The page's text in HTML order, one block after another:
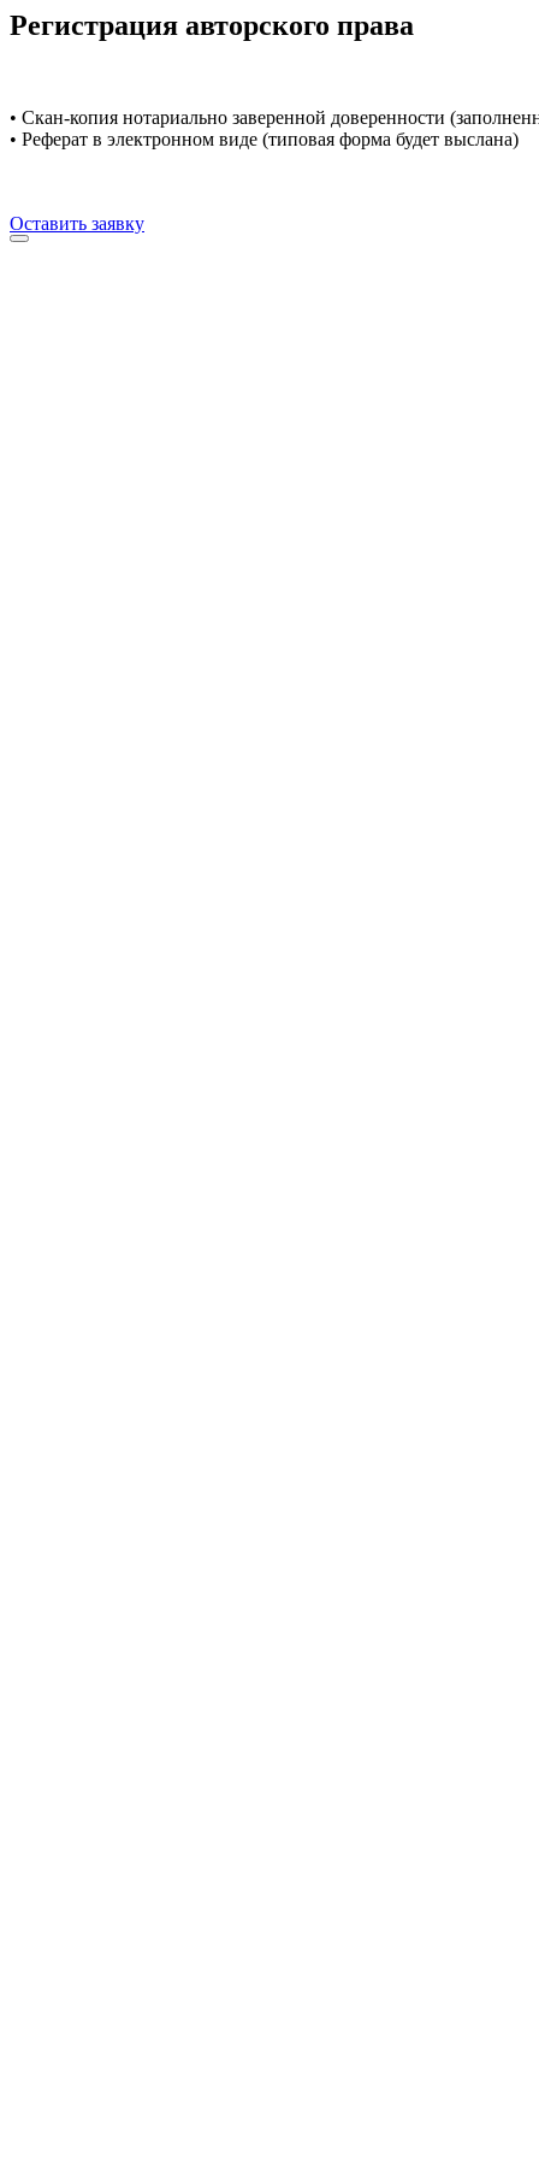
Регистрация авторского права
• Скан-копия нотариально заверенной доверенности
• Реферат в электронном виде (типовая форма будет выслана)
Оставить заявку